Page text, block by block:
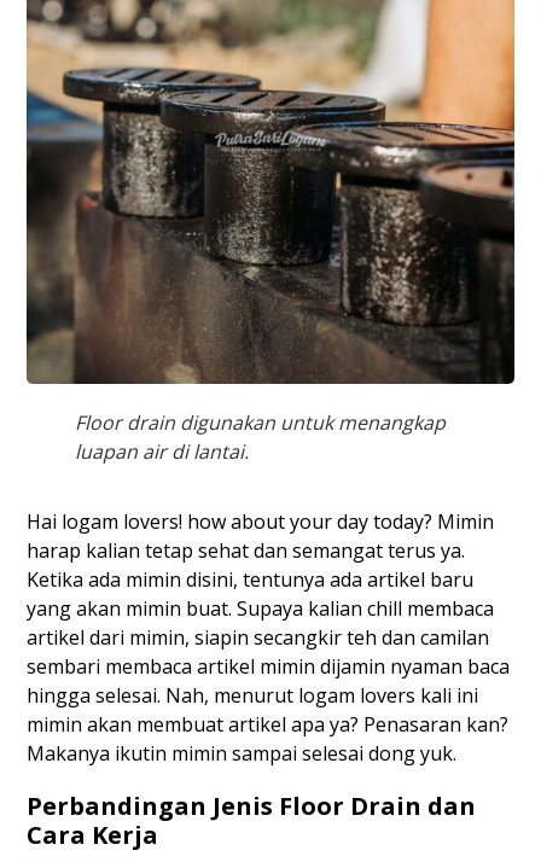
Floor drain digunakan untuk menangkap
luapan air di lantai.
Hai logam lovers! how about your day today? Mimin
harap kalian tetap sehat dan semangat terus ya.
Ketika ada mimin disini, tentunya ada artikel baru
yang akan mimin buat. Supaya kalian chill membaca
artikel dari mimin, siapin secangkir teh dan camilan
sembari membaca artikel mimin dijamin nyaman baca
hingga selesai. Nah, menurut logam lovers kali ini
mimin akan membuat artikel apa ya? Penasaran kan?
Makanya ikutin mimin sampai selesai dong yuk.
Perbandingan Jenis Floor Drain dan
Cara Kerja